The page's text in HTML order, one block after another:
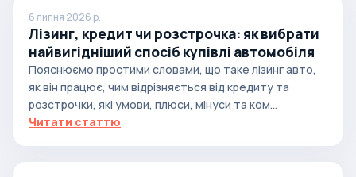
6 липня 2026 р.
Лізинг, кредит чи розстрочка: як вибрати
найвигідніший спосіб купівлі автомобіля
Пояснюємо простими словами, що таке лізинг авто,
як він працює, чим відрізняється від кредиту та
розстрочки, які умови, плюси, мінуси та ком...
Читати статтю